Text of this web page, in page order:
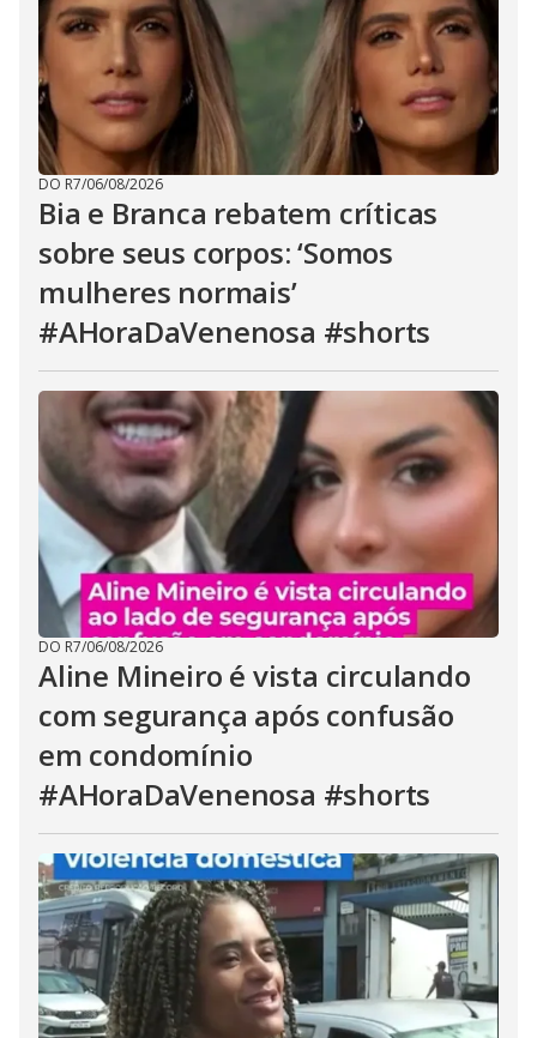
DO R7/06/08/2026
Bia e Branca rebatem críticas
sobre seus corpos: ‘Somos
mulheres normais’
#AHoraDaVenenosa #shorts
DO R7/06/08/2026
Aline Mineiro é vista circulando
com segurança após confusão
em condomínio
#AHoraDaVenenosa #shorts